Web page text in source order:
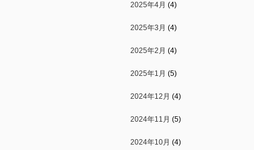
2025年4月 (4)
2025年3月 (4)
2025年2月 (4)
2025年1月 (5)
2024年12月 (4)
2024年11月 (5)
2024年10月 (4)